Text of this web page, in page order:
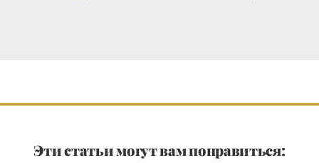
Эти статьи могут вам понравиться: